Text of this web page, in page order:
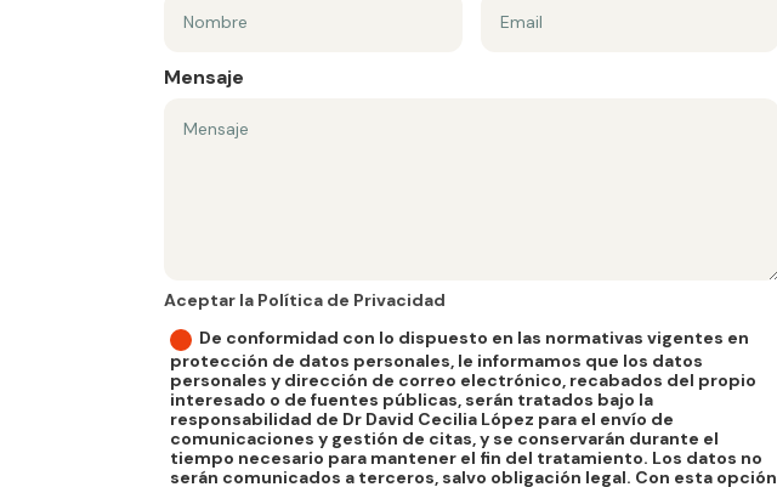
Mensaje
Aceptar la Política de Privacidad
Aceptar la Política de Privacidad
De conformidad con lo dispuesto en las normativas vigentes en
protección de datos personales, le informamos que los datos
personales y dirección de correo electrónico, recabados del propio
interesado o de fuentes públicas, serán tratados bajo la
responsabilidad de Dr David Cecilia López para el envío de
comunicaciones y gestión de citas, y se conservarán durante el
tiempo necesario para mantener el fin del tratamiento. Los datos no
serán comunicados a terceros, salvo obligación legal. Con esta opción